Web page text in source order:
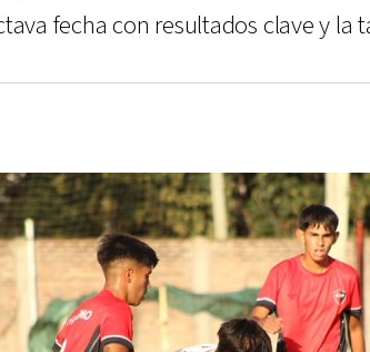
fecha con resultados clave y la